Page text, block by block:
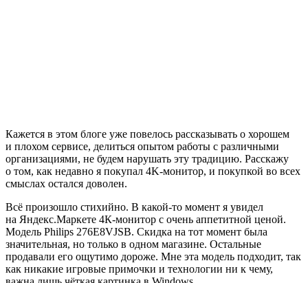
Кажется в этом блоге уже повелось рассказывать о хорошем
и плохом сервисе, делиться опытом работы с различными
организациями, не будем нарушать эту традицию. Расскажу
о том, как недавно я покупал 4K-монитор, и покупкой во всех
смыслах остался доволен.
Всё произошло стихийно. В какой-то момент я увидел
на Яндекс.Маркете 4К-монитор с очень аппетитной ценой.
Модель Philips 276E8VJSB. Скидка на тот момент была
значительная, но только в одном магазине. Остальные
продавали его ощутимо дороже. Мне эта модель подходит, так
как никакие игровые примочки и технологии ни к чему,